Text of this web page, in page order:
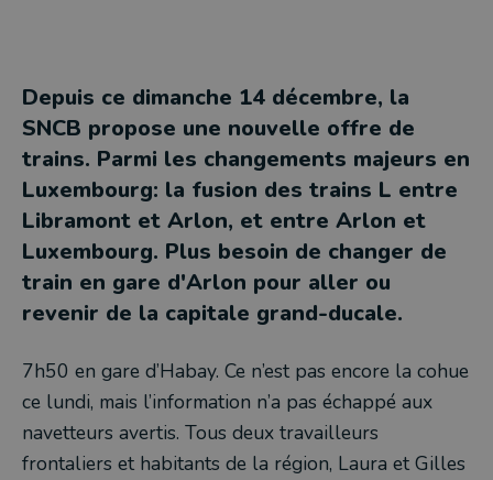
Depuis ce dimanche 14 décembre, la
SNCB propose une nouvelle offre de
trains. Parmi les changements majeurs en
Luxembourg: la fusion des trains L entre
Libramont et Arlon, et entre Arlon et
Luxembourg. Plus besoin de changer de
train en gare d'Arlon pour aller ou
revenir de la capitale grand-ducale.
7h50 en gare d’Habay. Ce n’est pas encore la cohue
ce lundi, mais l’information n’a pas échappé aux
navetteurs avertis. Tous deux travailleurs
frontaliers et habitants de la région, Laura et Gilles